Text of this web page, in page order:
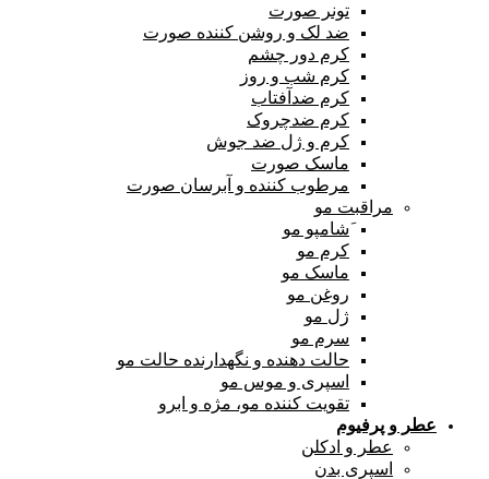
تونر صورت
ضد لک و روشن کننده صورت
کرم دور چشم
کرم شب و روز
کرم ضدآفتاب
کرم ضدچروک
کرم و ژل ضد جوش
ماسک صورت
مرطوب کننده و آبرسان صورت
مراقبت مو
َشامپو مو
کرم مو
ماسک مو
روغن مو
ژل مو
سرم مو
حالت دهنده و نگهدارنده حالت مو
اسپری و موس مو
تقویت کننده مو، مژه و ابرو
عطر و پرفیوم
عطر و ادکلن
اسپری بدن